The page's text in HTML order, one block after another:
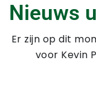
Nieuws
Er zijn op dit
voor Kevin